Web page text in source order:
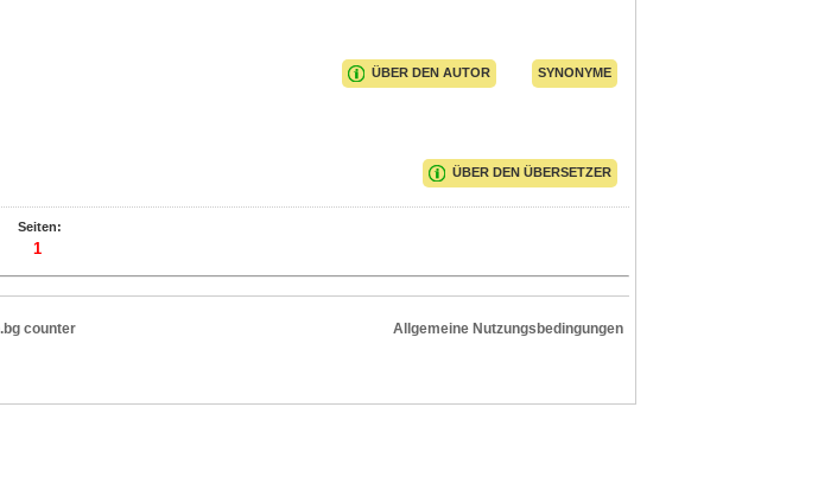
SYNONYME
ÜBER DEN AUTOR
ÜBER DEN ÜBERSETZER
Seiten:
1
Allgemeine Nutzungsbedingungen